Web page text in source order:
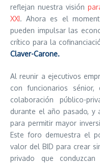
reflejan nuestra visión
XXI. Ahora es el
pueden impulsar las
crítico para la
Claver-Carone.
Al reunir a ejecutivos
con funcionarios
colaboración público-
durante el año pasado, y
para permitir mayor
Este foro demuestra el
valor del BID para crear
privado que